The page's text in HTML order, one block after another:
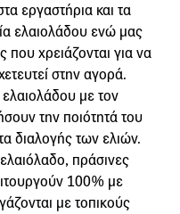
εργαστήρια και τα
ελαιολάδου ενώ μας
που χρειάζονται για να
στην αγορά.
ελαιολάδου με τον
την ποιότητά του
διαλογής των ελιών.
πράσινες
100% με
με τοπικούς